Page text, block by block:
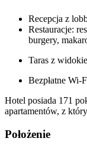
Recepcja z
Restauracje:
burgery,
Taras z
Bezpłatne Wi-
Hotel posiada 171
apartamentów, z
Położenie